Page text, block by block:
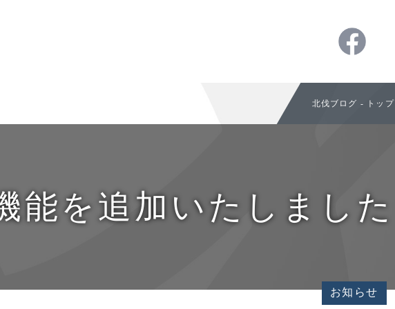
北伐ブログ - トップ
能を追加いたしました
お知らせ